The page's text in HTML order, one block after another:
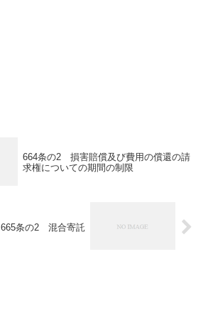
664条の2 損害賠償及び費用の償還の請
求権についての期間の制限
665条の2 混合寄託